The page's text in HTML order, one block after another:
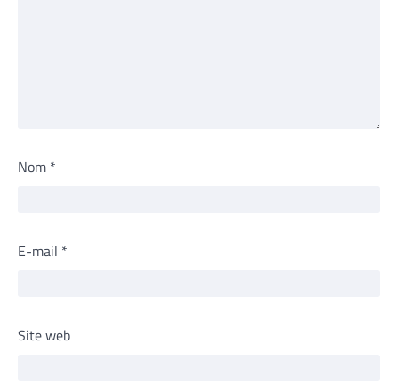
Nom *
E-mail *
Site web